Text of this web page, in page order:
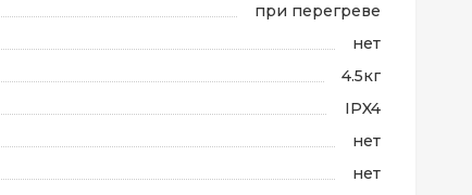
при перегреве
нет
4.5кг
IPX4
нет
нет